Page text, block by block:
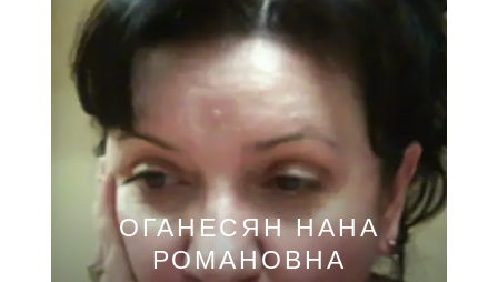
ОГАНЕСЯН НАНА
РОМАНОВНА